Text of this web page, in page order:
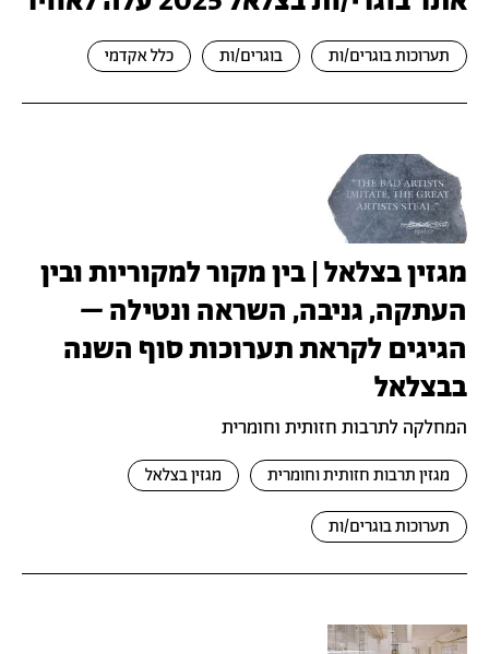
תערוכות בוגרים/ות בוגרים/ות כלל אקדמי
מגזין בצלאל | בין מקור למקוריות ובין
העתקה, גניבה, השראה ונטילה –
הגיגים לקראת תערוכות סוף השנה
בבצלאל
המחלקה לתרבות חזותית וחומרית
מגזין תרבות חזותית וחומרית מגזין בצלאל
תערוכות בוגרים/ות